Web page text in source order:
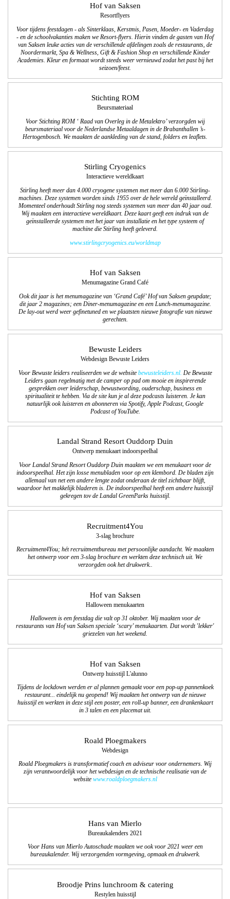
Hof van Saksen
Resortflyers
Voor tijdens feestdagen - als Sinterklaas, Kerstmis, Pasen, Moeder- en Vaderdag
- en de schoolvakanties maken we Resort-flyers. Hierin vinden de gasten van Hof
van Saksen leuke acties van de verschillende afdelingen zoals de restaurants, de
Noordermarkt, Spa & Wellness, Gift & Fashion Shop en verschillende Kinder
Academies. Kleur en formaat wordt steeds weer vernieuwd zodat het past bij het
seizoen/feest.
Stichting ROM
Beursmateriaal
Voor Stichting ROM ‘ Raad van Overleg in de Metalektro’ verzorgden wij
beursmateriaal voor de Nederlandse Metaaldagen in de Brabanthallen ’s-
Hertogenbosch. We maakten de aankleding van de stand, folders en leaflets.
Stirling Cryogenics
Interactieve wereldkaart
Stirling heeft meer dan 4.000 cryogene systemen met meer dan 6.000 Stirling-
machines. Deze systemen worden sinds 1955 over de hele wereld geïnstalleerd.
Momenteel onderhoudt Stirling nog steeds systemen van meer dan 40 jaar oud.
Wij maakten een interactieve wereldkaart. Deze kaart geeft een indruk van de
geïnstalleerde systemen met het jaar van installatie en het type systeem of
machine die Stirling heeft geleverd.
www.stirlingcryogenics.eu/worldmap
Hof van Saksen
Menumagazine Grand Café
Ook dit jaar is het menumagazine van ‘Grand Café’ Hof van Saksen geupdate;
dit jaar 2 magazines; een Diner-menumagazine en een Lunch-menumagazine.
De lay-out werd weer gefinetuned en we plaatsten nieuwe fotografie van nieuwe
gerechten.
Bewuste Leiders
Webdesign Bewuste Leiders
Voor Bewuste leiders realiseerden we de website bewusteleiders.nl. De Bewuste
Leiders gaan regelmatig met de camper op pad om mooie en inspirerende
gesprekken over leiderschap, bewustwording, ouderschap, business en
spiritualiteit te hebben. Via de site kun je al deze podcasts luisteren. Je kan
natuurlijk ook luisteren en abonneren via Spotify, Apple Podcast, Google
Podcast of YouTube.
Landal Strand Resort Ouddorp Duin
Ontwerp menukaart indoorspeelhal
Voor Landal Strand Resort Ouddorp Duin maakten we een menukaart voor de
indoorspeelhal. Het zijn losse menubladen voor op een klembord. De bladen zijn
allemaal van net een andere lengte zodat onderaan de titel zichtbaar blijft,
waardoor het makkelijk bladeren is. De indoorspeelhal heeft een andere huisstijl
gekregen tov de Landal GreenParks huisstijl.
Recruitment4You
3-slag brochure
Recruitment4You; hét recruitmentbureau met persoonlijke aandacht. We maakten
het ontwerp voor een 3-slag brochure en werkten deze technisch uit. We
verzorgden ook het drukwerk..
Hof van Saksen
Halloween menukaarten
Halloween is een feestdag die valt op 31 oktober. Wij maakten voor de
restaurants van Hof van Saksen speciale ‘scary’ menukaarten. Dat wordt 'lekker'
griezelen van het weekend.
Hof van Saksen
Ontwerp huisstijl L'alunno
Tijdens de lockdown werden er al plannen gemaakt voor een pop-up pannenkoek
restaurant... eindelijk nu geopend! Wij maakten het ontwerp van de nieuwe
huisstijl en werkten in deze stijl een poster, een roll-up banner, een drankenkaart
in 3 talen en een placemat uit.
Roald Ploegmakers
Webdesign
Roald Ploegmakers is transformatief coach en adviseur voor ondernemers. Wij
zijn verantwoordelijk voor het webdesign en de technische realisatie van de
website www.roaldploegmakers.nl
Hans van Mierlo
Bureaukalenders 2021
Voor Hans van Mierlo Autoschade maakten we ook voor 2021 weer een
bureaukalender. Wij verzorgenden vormgeving, opmaak en drukwerk.
Broodje Prins lunchroom & catering
Restylen huisstijl